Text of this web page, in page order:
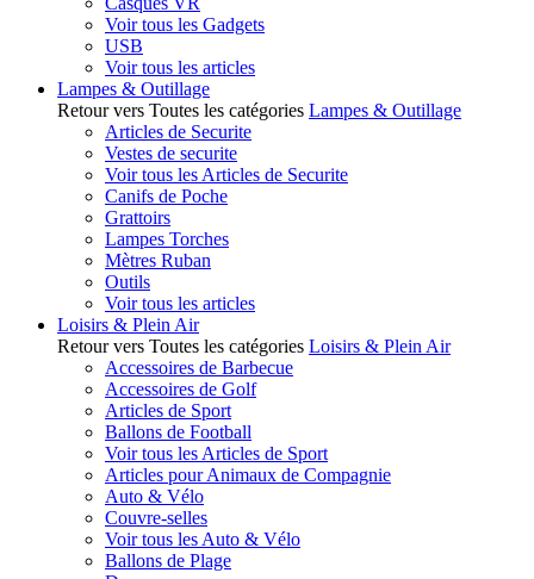
Voir tous les Gadgets
USB
Voir tous les articles
Lampes & Outillage
Retour vers Toutes les catégories Lampes & Outillage
Articles de Securite
Vestes de securite
Voir tous les Articles de Securite
Canifs de Poche
Grattoirs
Lampes Torches
Mètres Ruban
Outils
Voir tous les articles
Loisirs & Plein Air
Retour vers Toutes les catégories Loisirs & Plein Air
Accessoires de Barbecue
Accessoires de Golf
Articles de Sport
Ballons de Football
Voir tous les Articles de Sport
Articles pour Animaux de Compagnie
Auto & Vélo
Couvre-selles
Voir tous les Auto & Vélo
Ballons de Plage